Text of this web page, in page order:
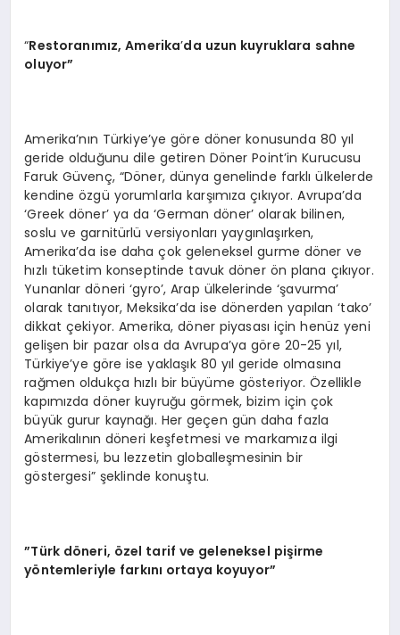
“Restoranımız, Amerika’da uzun kuyruklara sahne
oluyor”
Amerika’nın Türkiye’ye göre döner konusunda 80 yıl
geride olduğunu dile getiren Döner Point’in Kurucusu
Faruk Güvenç, “Döner, dünya genelinde farklı ülkelerde
kendine özgü yorumlarla karşımıza çıkıyor. Avrupa’da
‘Greek döner’ ya da ‘German döner’ olarak bilinen,
soslu ve garnitürlü versiyonları yaygınlaşırken,
Amerika’da ise daha çok geleneksel gurme döner ve
hızlı tüketim konseptinde tavuk döner ön plana çıkıyor.
Yunanlar döneri ‘gyro’, Arap ülkelerinde ‘şavurma’
olarak tanıtıyor, Meksika’da ise dönerden yapılan ‘tako’
dikkat çekiyor. Amerika, döner piyasası için henüz yeni
gelişen bir pazar olsa da Avrupa’ya göre 20-25 yıl,
Türkiye’ye göre ise yaklaşık 80 yıl geride olmasına
rağmen oldukça hızlı bir büyüme gösteriyor. Özellikle
kapımızda döner kuyruğu görmek, bizim için çok
büyük gurur kaynağı. Her geçen gün daha fazla
Amerikalının döneri keşfetmesi ve markamıza ilgi
göstermesi, bu lezzetin globalleşmesinin bir
göstergesi” şeklinde konuştu.
”Türk döneri, özel tarif ve geleneksel pişirme
yöntemleriyle farkını ortaya koyuyor”